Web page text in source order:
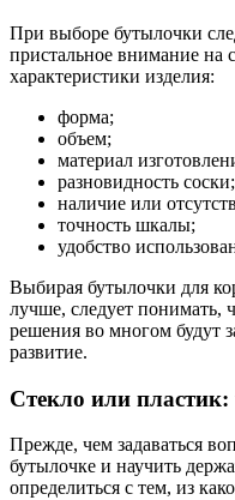
При выборе бутылочки
пристальное внимание на
характеристики изделия:
форма;
объем;
материал
разновидность соски;
наличие или
точность шкалы;
удобство
Выбирая бутылочки для
лучше, следует понимать,
решения во многом будут
развитие.
Стекло или
Прежде, чем задаваться
бутылочке и научить
определиться с тем, из